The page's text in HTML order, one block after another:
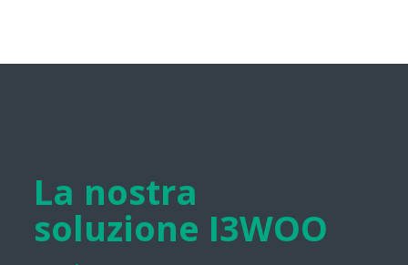
La nostra
soluzione I3WOO